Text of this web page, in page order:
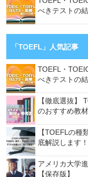
べきテストの
「TOEFL」人気記事
TOEFL・
べきテストの
【徹底選抜】
のおすすめ教
【TOEFLの種
底解説します！
アメリカ大学
【保存版】